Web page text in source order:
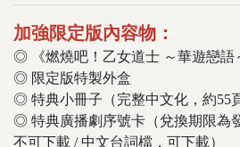
加強限定版內容物：
◎ 《燃燒吧！乙女道士 ～華遊戀語
◎ 限定版特製外盒
◎ 特典小冊子（完整中文化，約55
◎ 特典廣播劇序號卡（兌換期限為
不可下載 / 中文台詞檔，可下載）